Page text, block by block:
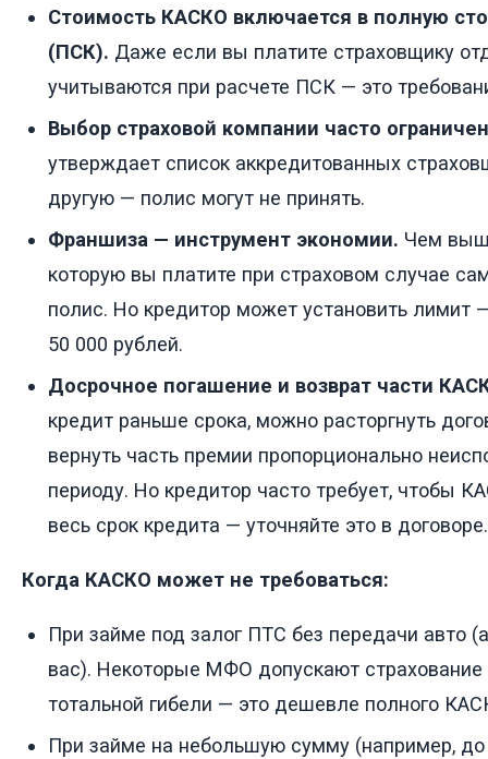
Стоимость КАСКО включается в полную
(ПСК). Даже если вы платите страховщику
учитываются при расчете ПСК — это
Выбор страховой компании часто
утверждает список аккредитованных
другую — полис могут не принять.
Франшиза — инструмент экономии. Чем
которую вы платите при страховом случае
полис. Но кредитор может установить лимит
50 000 рублей.
Досрочное погашение и возврат части
кредит раньше срока, можно расторгнуть
вернуть часть премии пропорционально
периоду. Но кредитор часто требует, чтобы
весь срок кредита — уточняйте это в договоре.
Когда КАСКО может не требоваться:
При займе под залог ПТС без передачи авто
вас). Некоторые МФО допускают страхование
тотальной гибели — это дешевле полного
При займе на небольшую сумму (например, до